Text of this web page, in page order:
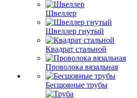
Швеллер
Швеллер гнутый
Квадрат стальной
Проволока вязальная
Бесшовные трубы